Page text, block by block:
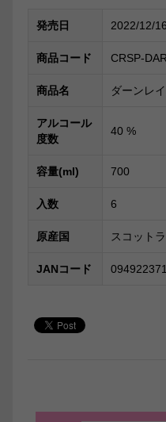
発売日 2022/12/16
商品コード CRSP-
商品名 ダーンレ
アルコール
度数
40 %
容量(ml) 700
入数 6
原産国 スコット
JANコード